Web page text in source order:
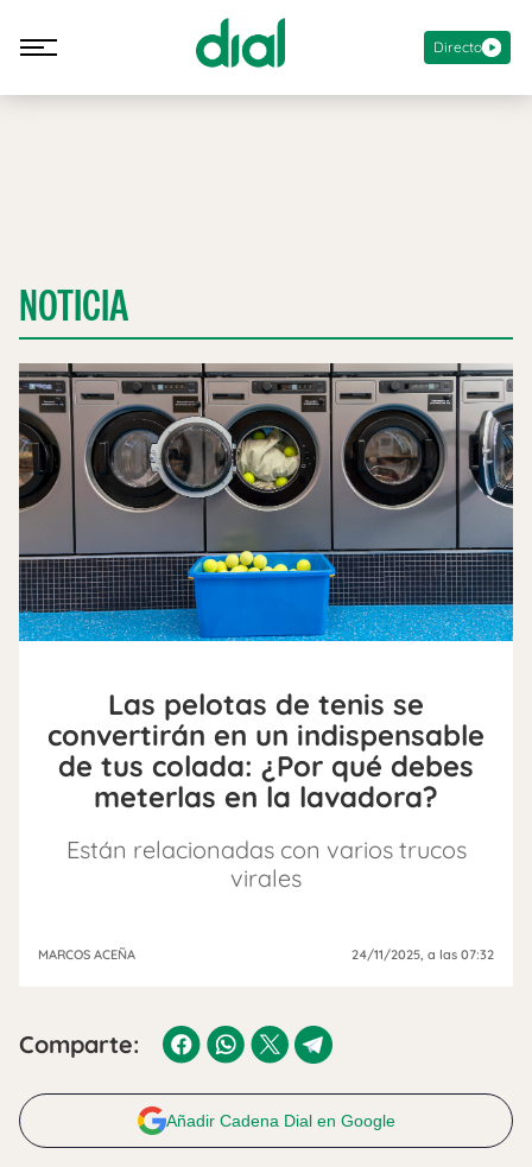
Directo
NOTICIA
Las pelotas de tenis se
convertirán en un indispensable
de tus colada: ¿Por qué debes
meterlas en la lavadora?
Están relacionadas con varios trucos
virales
MARCOS ACEÑA 24/11/2025, a las 07:32
Comparte:
Añadir Cadena Dial en Google